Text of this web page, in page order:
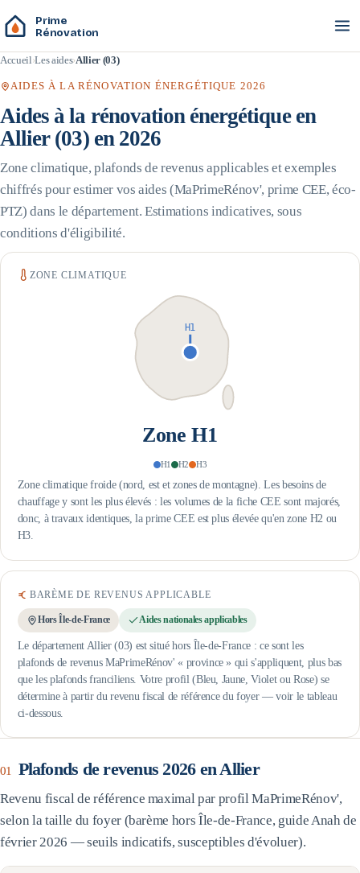
Prime
Rénovation
Accueil Les aides Allier (03)
AIDES À LA RÉNOVATION ÉNERGÉTIQUE 2026
Aides à la rénovation énergétique en
Allier(03) en 2026
Zone climatique, plafonds de revenus applicables et exemples
chiffrés pour estimer vos aides (MaPrimeRénov', prime CEE, éco-
PTZ) dans le département. Estimations indicatives, sous
conditions d'éligibilité.
ZONE CLIMATIQUE
H1
ZoneH1
H1 H2 H3
Zone climatique froide (nord, est et zones de montagne). Les besoins de
chauffage y sont les plus élevés : les volumes de la fiche CEE sont majorés,
donc, à travaux identiques, la prime CEE est plus élevée qu'en zone H2 ou
H3.
BARÈME DE REVENUS APPLICABLE
Hors Île-de-France Aides nationales applicables
Le département Allier (03) est situé hors Île-de-France : ce sont les
plafonds de revenus MaPrimeRénov' « province » qui s'appliquent, plus bas
que les plafonds franciliens. Votre profil (Bleu, Jaune, Violet ou Rose) se
détermine à partir du revenu fiscal de référence du foyer — voir le tableau
ci-dessous.
01 Plafonds de revenus 2026 enAllier
Revenu fiscal de référence maximal par profil MaPrimeRénov',
selon la taille du foyer (barème hors Île-de-France, guide Anah de
février 2026 — seuils indicatifs, susceptibles d'évoluer).